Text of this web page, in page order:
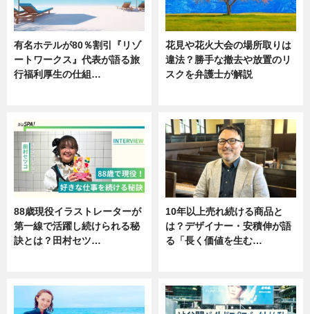
有名ホテルが80％割引『リゾ
ートワークス』代表が語る旅
行福利厚生の仕組…
花見や花火大会の場所取りは
違法？勝手な撤去や放置のリ
スクを弁護士が解説
88歳現役イラストレーターが
第一線で活躍し続けられる秘
訣とは？田村セツ…
10年以上売れ続ける商品と
は？デザイナー・安積伸が語
る「長く価値を生む…